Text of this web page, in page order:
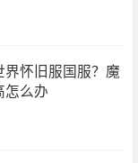
怀旧服国服？魔
怎么办